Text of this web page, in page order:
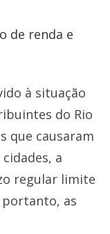
de renda e
à situação
do Rio
que causaram
a
regular limite
portanto, as